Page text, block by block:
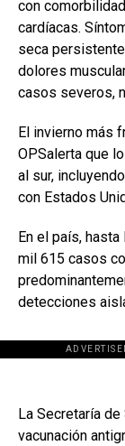
con
cardíacas.
seca
dolores
casos severos,
El invierno más
OPSalerta que
al sur,
con Estados
En el país,
mil 615 casos
detecciones
La Secretaría
vacunación